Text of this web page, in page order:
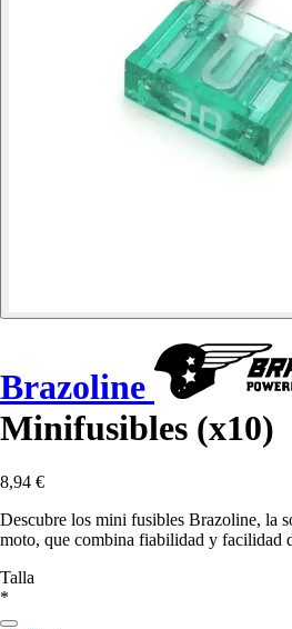
Brazoline
Minifusibles (x10)
8,94 €
Descubre los mini fusibles Brazoline, la
moto, que combina fiabilidad y facilidad
Talla
*